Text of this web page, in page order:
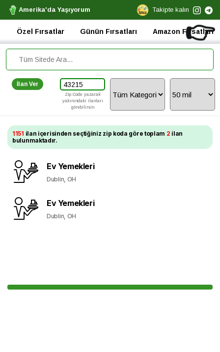
Amerika'da Yaşıyorum Takipte kalın
👉
Özel Fırsatlar Günün Fırsatları Amazon Fırsatları
İlan Ver
Zip Code yazarak
yakınındaki ilanları
görebilirsin
1151 ilan içerisinden seçtiğiniz zip koda göre toplam 2 ilan
bulunmaktadır.
Ev Yemekleri
Dublin, OH
Ev Yemekleri
Dublin, OH